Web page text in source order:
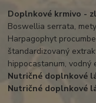
Doplnkové krmivo -
Boswellia serrata,
Harpagophyt
štandardizovaný
hippocastanum, vodný
Nutričné ​​doplnkové
Nutričné ​​doplnkové